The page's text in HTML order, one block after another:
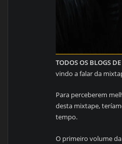
TODOS OS BLOGS
vindo a falar da
Para perceberem
desta mixtape,
tempo.
O primeiro volume